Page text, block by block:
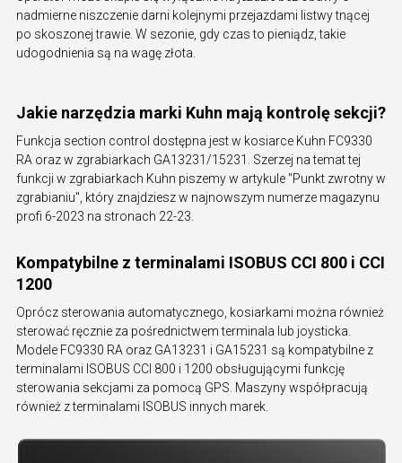
nadmierne niszczenie darni kolejnymi przejazdami listwy tnącej
po skoszonej trawie. W sezonie, gdy czas to pieniądz, takie
udogodnienia są na wagę złota.
Jakie narzędzia marki Kuhn mają kontrolę sekcji?
Funkcja section control dostępna jest w kosiarce Kuhn FC9330
RA oraz w zgrabiarkach GA13231/15231. Szerzej na temat tej
funkcji w zgrabiarkach Kuhn piszemy w artykule "Punkt zwrotny w
zgrabianiu", który znajdziesz w najnowszym numerze magazynu
profi 6-2023 na stronach 22-23.
Kompatybilne z terminalami ISOBUS CCI 800 i CCI
1200
Oprócz sterowania automatycznego, kosiarkami można również
sterować ręcznie za pośrednictwem terminala lub joysticka.
Modele FC9330 RA oraz GA13231 i GA15231 są kompatybilne z
terminalami ISOBUS CCI 800 i 1200 obsługującymi funkcję
sterowania sekcjami za pomocą GPS. Maszyny współpracują
również z terminalami ISOBUS innych marek.